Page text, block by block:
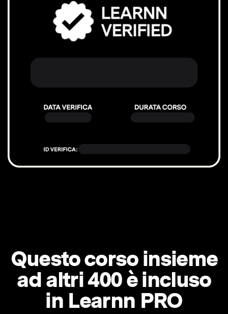
Questo corso insieme
ad altri 400 è incluso
in Learnn PRO